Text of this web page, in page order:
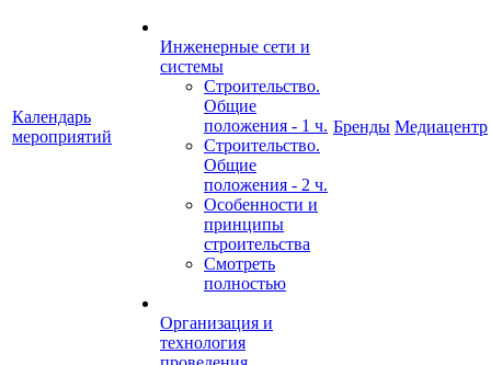
Календарь
мероприятий
Инженерные сети и
системы
Строительство.
Общие
положения - 1 ч.
Строительство.
Общие
положения - 2 ч.
Особенности и
принципы
строительства
Смотреть
полностью
Организация и
технология
Бренды Медиацентр